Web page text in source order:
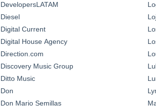
DevelopersLATAM
Diesel
Digital Current
Digital House Agency
Direction.com
Discovery Music Group
Ditto Music
Don
Don Mario Semillas